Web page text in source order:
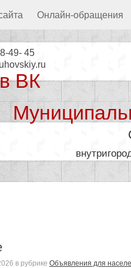
Онлайн-обращения
49- 45
в рубрике Объявления для